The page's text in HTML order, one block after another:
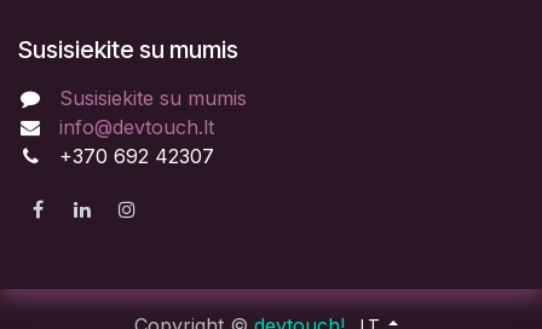
Susisiekite su mumis
Susisiekite su mumis
info@devtouch.lt
+370 692 42307